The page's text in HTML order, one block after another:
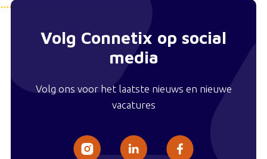
Volg Connetix op social
media
Volg ons voor het laatste nieuws en nieuwe
vacatures